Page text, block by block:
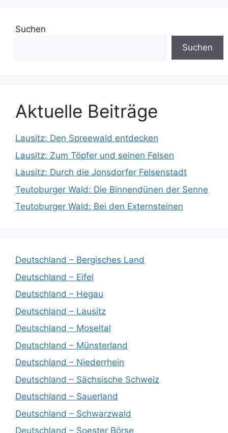
Suchen
Suchen
Aktuelle Beiträge
Lausitz: Den Spreewald entdecken
Lausitz: Zum Töpfer und seinen Felsen
Lausitz: Durch die Jonsdorfer Felsenstadt
Teutoburger Wald: Die Binnendünen der Senne
Teutoburger Wald: Bei den Externsteinen
Deutschland – Bergisches Land
Deutschland – Eifel
Deutschland – Hegau
Deutschland – Lausitz
Deutschland – Moseltal
Deutschland – Münsterland
Deutschland – Niederrhein
Deutschland – Sächsische Schweiz
Deutschland – Sauerland
Deutschland – Schwarzwald
Deutschland – Soester Börse